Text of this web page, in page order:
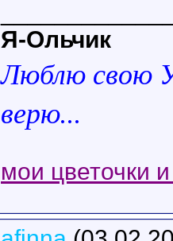
Я-Ольчик
Люблю свою
верю...
мои цветочки